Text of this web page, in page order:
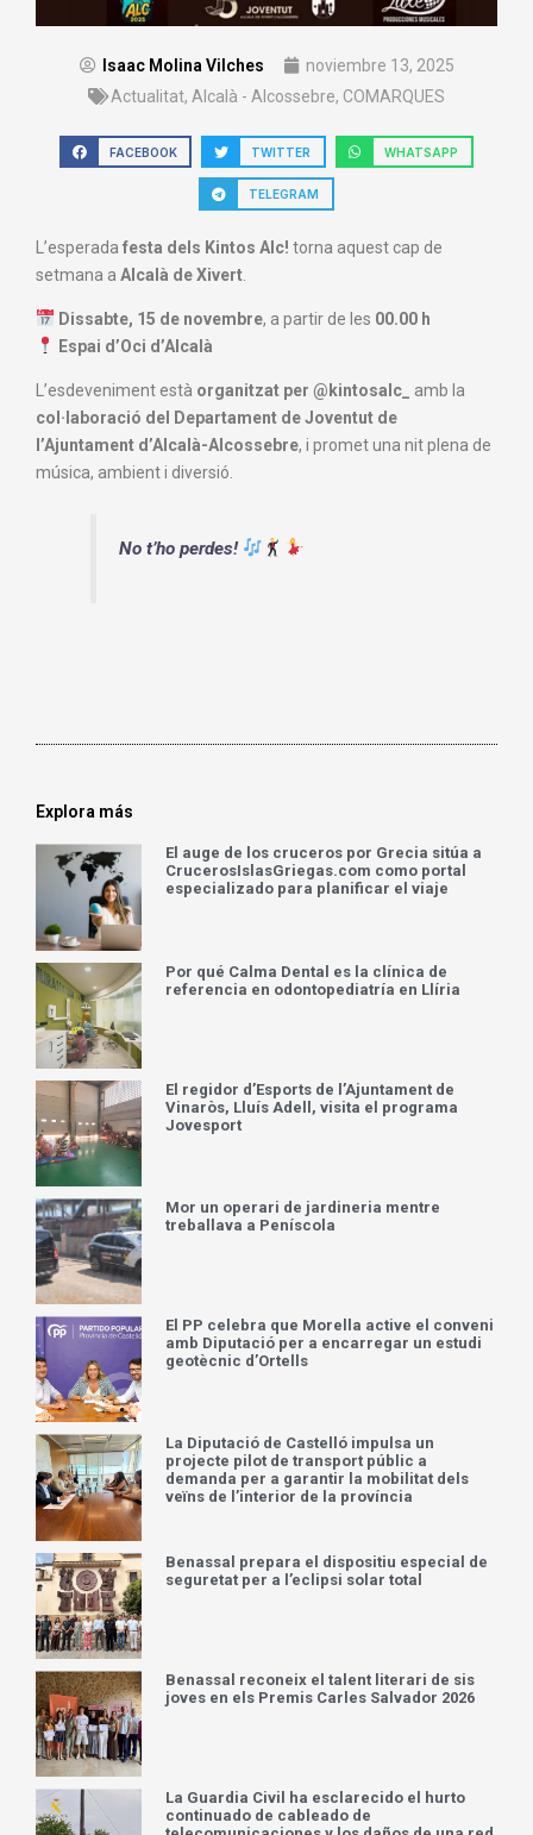
Isaac Molina Vilches
noviembre 13, 2025
Actualitat, Alcalà - Alcossebre, COMARQUES
FACEBOOK TWITTER WHATSAPP
TELEGRAM
L’esperada festa dels Kintos Alc! torna aquest cap de
setmana a Alcalà de Xivert
Dissabte, 15 de novembre, a partir de les 00.00 h
Espai d’Oci d’Alcalà
L’esdeveniment està organitzat per @kintosalc_
amb la
col·laboració del Departament de Joventut de
l’Ajuntament d’Alcalà-Alcossebre, i promet una nit plena de
música, ambient i diversió.
No t’ho perdes!
Explora más
El auge de los cruceros por Grecia sitúa a
CrucerosIslasGriegas.com como portal
especializado para planificar el viaje
Por qué Calma Dental es la clínica de
referencia en odontopediatría en Llíria
El regidor d’Esports de l’Ajuntament de
Vinaròs, Lluís Adell, visita el programa
Jovesport
Mor un operari de jardineria mentre
treballava a Peníscola
El PP celebra que Morella active el conveni
amb Diputació per a encarregar un estudi
geotècnic d’Ortells
La Diputació de Castelló impulsa un
projecte pilot de transport públic a
demanda per a garantir la mobilitat dels
veïns de l’interior de la província
Benassal prepara el dispositiu especial de
seguretat per a l’eclipsi solar total
Benassal reconeix el talent literari de sis
joves en els Premis Carles Salvador 2026
La Guardia Civil ha esclarecido el hurto
continuado de cableado de